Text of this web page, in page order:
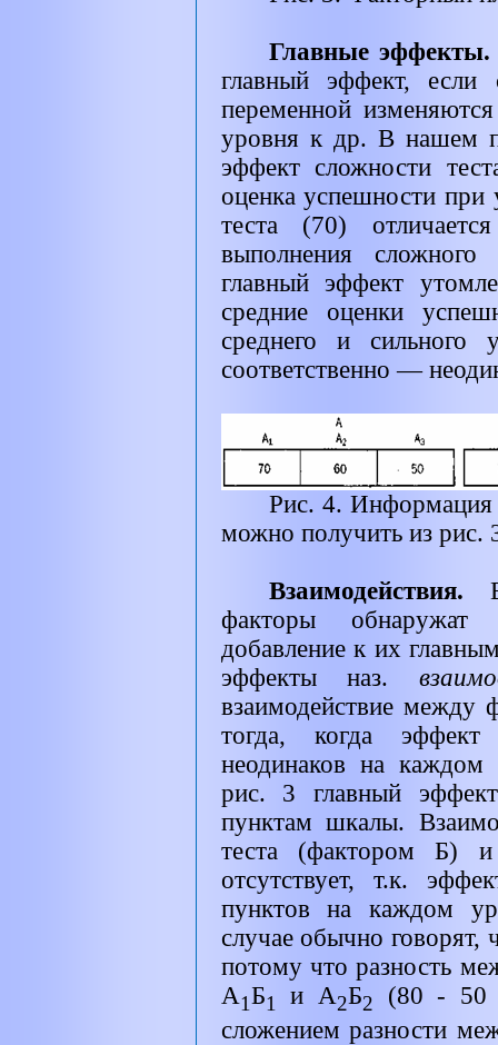
Главные
главный эффект, если
переменной
уровня к др. В нашем
эффект сложности
оценка успешности при
теста (70)
выполнения
главный эффект
средние оценки
среднего и
соответственно —
Рис. 4. Информация
можно получить из рис.
Взаимодействия.
факторы
добавление к их
эффекты наз.
взаимодействие
тогда, когда
неодинаков на
рис. 3 главный
пунктам шкалы.
теста (фактором Б)
отсутствует, т.к.
пунктов на каждом
случае обычно
потому что разность
А1Б1 и А2Б2
(80 - 50
сложением разности